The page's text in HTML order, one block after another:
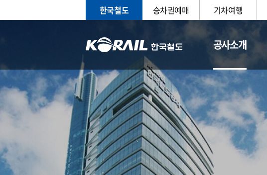
한국철도 승차권예매 기차여행
공사소개
CEO 일반현황